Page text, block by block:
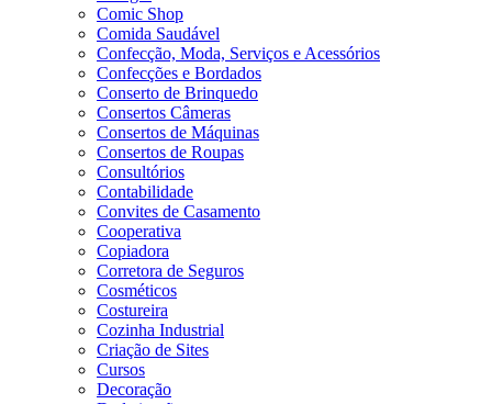
Comic Shop
Comida Saudável
Confecção, Moda, Serviços e Acessórios
Confecções e Bordados
Conserto de Brinquedo
Consertos Câmeras
Consertos de Máquinas
Consertos de Roupas
Consultórios
Contabilidade
Convites de Casamento
Cooperativa
Copiadora
Corretora de Seguros
Cosméticos
Costureira
Cozinha Industrial
Criação de Sites
Cursos
Decoração